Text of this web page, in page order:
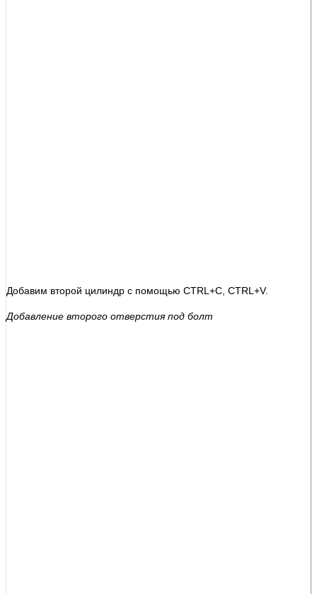
Добавим второй цилиндр с помощью CTRL+C, CTRL+V.
Добавление второго отверстия под болт